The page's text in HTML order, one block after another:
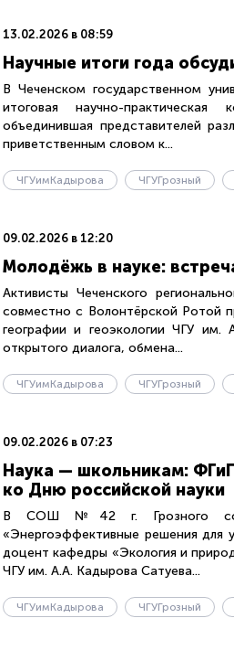
13.02.2026 в 08:59
Научные итоги года
В Чеченском государственном
итоговая научно-практическая
объединившая представителей
приветственным словом к...
ЧГУимКадырова ЧГУГрозный
09.02.2026 в 12:20
Молодёжь в науке:
Активисты Чеченского
совместно с Волонтёрской Ротой
географии и геоэкологии ЧГУ
открытого диалога, обмена...
ЧГУимКадырова ЧГУГрозный
09.02.2026 в 07:23
Наука — школьникам:
ко Дню российской науки
В СОШ №42 г. Грозного
«Энергоэффективные решения для
доцент кафедры «Экология и
ЧГУ им. А.А. Кадырова Сатуева...
ЧГУимКадырова ЧГУГрозный